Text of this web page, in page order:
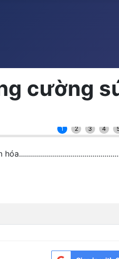
cường
1 2 3 4